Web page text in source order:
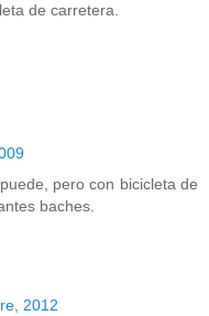
de carretera.
pero con bicicleta de
baches.
2012